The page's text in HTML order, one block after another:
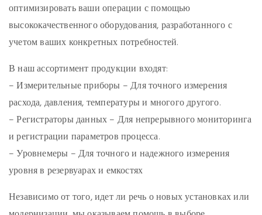
оптимизировать ваши операции с помощью
высококачественного оборудования, разработанного с
учетом ваших конкретных потребностей.
В наш ассортимент продукции входят:
– Измерительные приборы – Для точного измерения
расхода, давления, температуры и многого другого.
– Регистраторы данных – Для непрерывного мониторинга
и регистрации параметров процесса.
– Уровнемеры – Для точного и надежного измерения
уровня в резервуарах и емкостях
Независимо от того, идет ли речь о новых установках или